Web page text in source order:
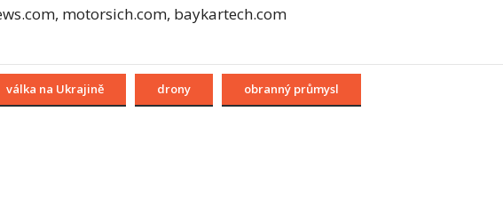
motorsich.com, baykartech.com
válka na Ukrajině drony obranný průmysl